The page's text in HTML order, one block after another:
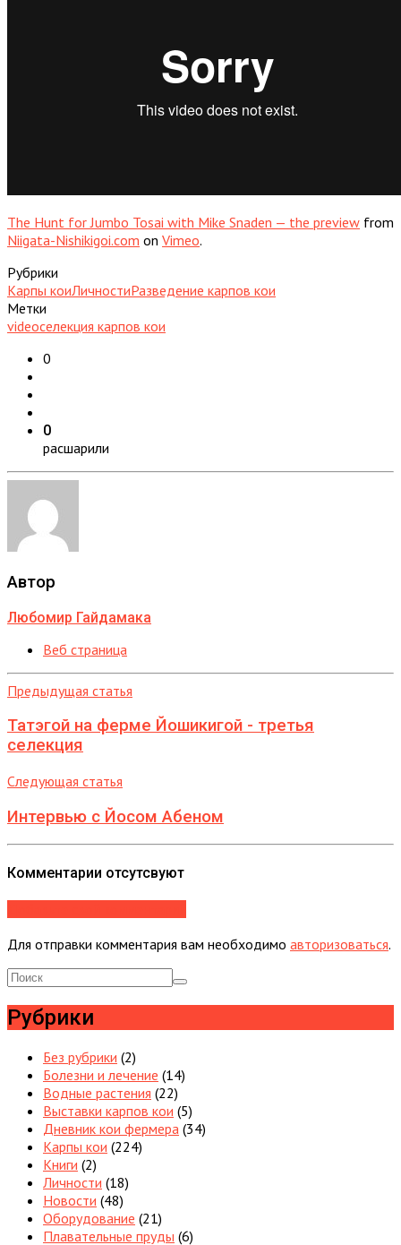
The Hunt for Jumbo Tosai with Mike Snaden — the preview from
Niigata-Nishikigoi.com on Vimeo.
Рубрики
Карпы коиЛичностиРазведение карпов кои
Метки
videoселекция карпов кои
0
0
расшарили
Автор
Любомир Гайдамака
Веб страница
Предыдущая статья
Татэгой на ферме Йошикигой - третья
селекция
Следующая статья
Интервью с Йосом Абеном
Комментарии отсутсвуют
Для отправки комментария вам необходимо авторизоваться.
Рубрики
Без рубрики (2)
Болезни и лечение (14)
Водные растения (22)
Выставки карпов кои (5)
Дневник кои фермера (34)
Карпы кои (224)
Книги (2)
Личности (18)
Новости (48)
Оборудование (21)
Плавательные пруды (6)